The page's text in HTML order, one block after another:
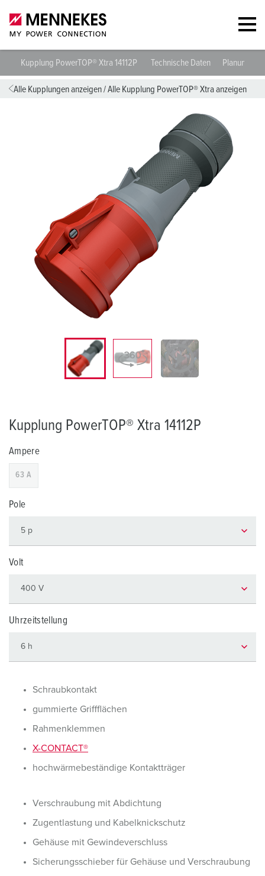
Kupplung PowerTOP® Xtra 14112P Technische Daten
Alle Kupplungen anzeigen/Alle Kupplung PowerTOP® Xtra anzeigen
Kupplung PowerTOP® Xtra 14112P
Ampere
63 A
Pole
Volt
Uhrzeitstellung
Schraubkontakt
gummierte Griffflächen
Rahmenklemmen
X-CONTACT®
hochwärmebeständige Kontaktträger
Verschraubung mit Abdichtung
Zugentlastung und Kabelknickschutz
Gehäuse mit Gewindeverschluss
Sicherungsschieber für Gehäuse und Verschraubung